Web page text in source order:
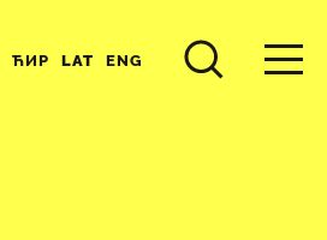
ЋИР LAT ENG